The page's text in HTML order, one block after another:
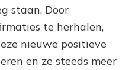
staan. Door
te herhalen,
nieuwe positieve
en ze steeds meer